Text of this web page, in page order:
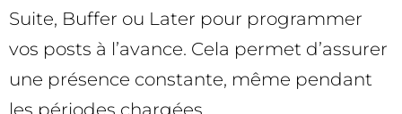
Suite, Buffer ou Later pour programmer
vos posts à l’avance. Cela permet d’assurer
une présence constante, même pendant
les périodes chargées.